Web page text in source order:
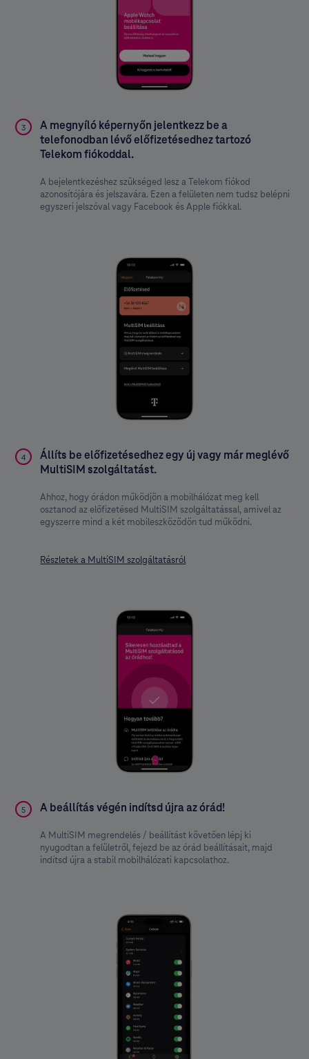
3
A megnyíló képernyőn jelentkezz be a
telefonodban lévő előfizetésedhez tartozó
Telekom fiókoddal.
A bejelentkezéshez szükséged lesz a Telekom fiókod
azonosítójára és jelszavára. Ezen a felületen nem tudsz belépni
egyszeri jelszóval vagy Facebook és Apple fiókkal.
4
Állíts be előfizetésedhez egy új vagy már meglévő
MultiSIM szolgáltatást.
Ahhoz, hogy órádon működjön a mobilhálózat meg kell
osztanod az előfizetésed MultiSIM szolgáltatással, amivel az
egyszerre mind a két mobileszközödön tud működni.
Részletek a MultiSIM szolgáltatásról
5 A beállítás végén indítsd újra az órád!
A MultiSIM megrendelés / beállítást követően lépj ki
nyugodtan a felületről, fejezd be az órád beállításait, majd
indítsd újra a stabil mobilhálózati kapcsolathoz.